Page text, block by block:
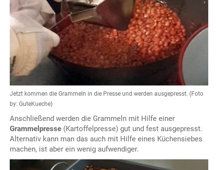
Jetzt kommen die Grammeln in die Presse und werden ausgepresst. (Foto
by: GuteKueche)
Anschließend werden die Grammeln mit Hilfe einer
Grammelpresse (Kartoffelpresse) gut und fest ausgepresst.
Alternativ kann man das auch mit Hilfe eines Küchensiebes
machen, ist aber ein wenig aufwendiger.